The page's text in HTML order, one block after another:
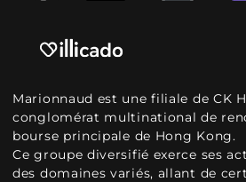
Marionnaud est une filiale de CK
conglomérat multinational de
bourse principale de Hong Kong.
Ce groupe diversifié exerce ses
des domaines variés, allant de